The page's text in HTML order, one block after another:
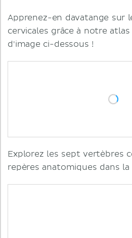
Apprenez-en davatange sur
cervicales grâce à notre
d'image ci-dessous !
Explorez les sept vertèbres
repères anatomiques dans